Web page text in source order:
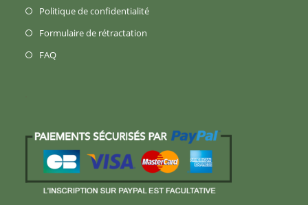
nouvel
onglet
Politique de confidentialitéS’ouvre
Formulaire de rétractation
FAQS’ouvre